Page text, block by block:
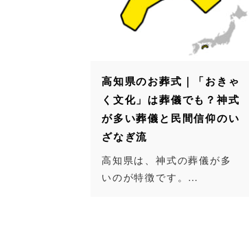
高知県のお葬式｜「おきゃ
く文化」は葬儀でも？神式
が多い葬儀と民間信仰のい
ざなぎ流
高知県は、神式の葬儀が多
いのが特徴です。…